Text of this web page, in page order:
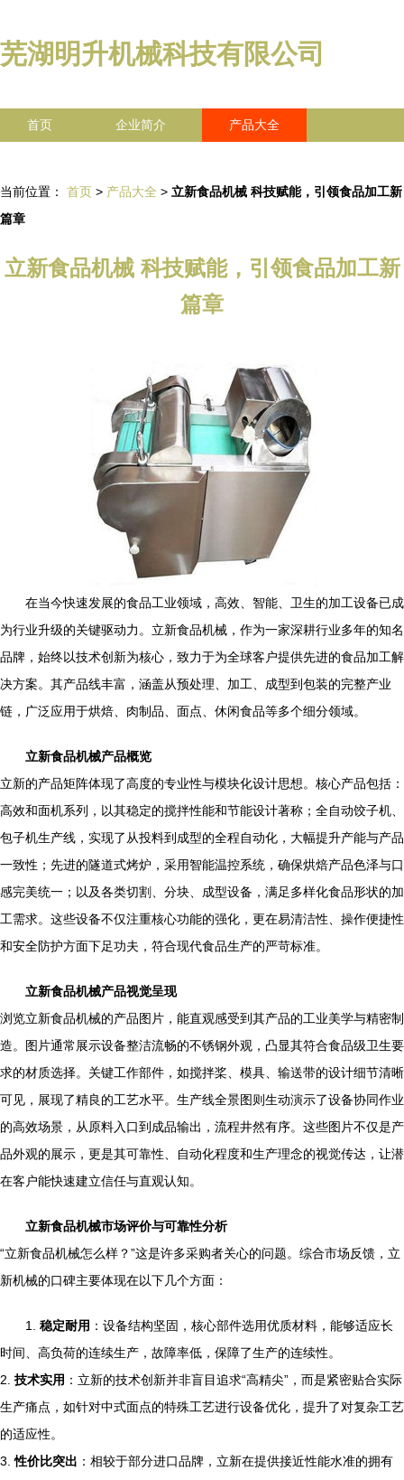
芜湖明升机械科技有限公司
首页 企业简介 产品大全
当前位置： 首页 > 产品大全 > 立新食品机械 科技赋能，引领食品加工新
篇章
立新食品机械 科技赋能，引领食品加工新
篇章
在当今快速发展的食品工业领域，高效、智能、卫生的加工设备已成
为行业升级的关键驱动力。立新食品机械，作为一家深耕行业多年的知名
品牌，始终以技术创新为核心，致力于为全球客户提供先进的食品加工解
决方案。其产品线丰富，涵盖从预处理、加工、成型到包装的完整产业
链，广泛应用于烘焙、肉制品、面点、休闲食品等多个细分领域。
立新食品机械产品概览
立新的产品矩阵体现了高度的专业性与模块化设计思想。核心产品包括：
高效和面机系列，以其稳定的搅拌性能和节能设计著称；全自动饺子机、
包子机生产线，实现了从投料到成型的全程自动化，大幅提升产能与产品
一致性；先进的隧道式烤炉，采用智能温控系统，确保烘焙产品色泽与口
感完美统一；以及各类切割、分块、成型设备，满足多样化食品形状的加
工需求。这些设备不仅注重核心功能的强化，更在易清洁性、操作便捷性
和安全防护方面下足功夫，符合现代食品生产的严苛标准。
立新食品机械产品视觉呈现
浏览立新食品机械的产品图片，能直观感受到其产品的工业美学与精密制
造。图片通常展示设备整洁流畅的不锈钢外观，凸显其符合食品级卫生要
求的材质选择。关键工作部件，如搅拌桨、模具、输送带的设计细节清晰
可见，展现了精良的工艺水平。生产线全景图则生动演示了设备协同作业
的高效场景，从原料入口到成品输出，流程井然有序。这些图片不仅是产
品外观的展示，更是其可靠性、自动化程度和生产理念的视觉传达，让潜
在客户能快速建立信任与直观认知。
立新食品机械市场评价与可靠性分析
“立新食品机械怎么样？”这是许多采购者关心的问题。综合市场反馈，立
新机械的口碑主要体现在以下几个方面：
1. 稳定耐用 ：设备结构坚固，核心部件选用优质材料，能够适应长
时间、高负荷的连续生产，故障率低，保障了生产的连续性。
2. 技术实用 ：立新的技术创新并非盲目追求“高精尖”，而是紧密贴合实际
生产痛点，如针对中式面点的特殊工艺进行设备优化，提升了对复杂工艺
的适应性。
3.性价比突出 ：相较于部分进口品牌，立新在提供接近性能水准的拥有